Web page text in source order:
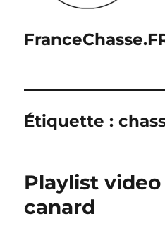
Étiquette :
Playlist video
canard